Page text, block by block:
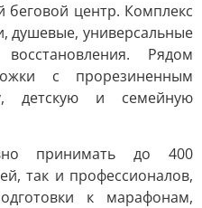
центр. Комплекс
душевые, универсальные
Рядом
с прорезиненным
детскую и семейную
принимать до 400
так и профессионалов,
к марафонам,